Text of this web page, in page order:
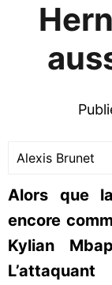
Alexis Brunet
Alors que
encore
Kylian